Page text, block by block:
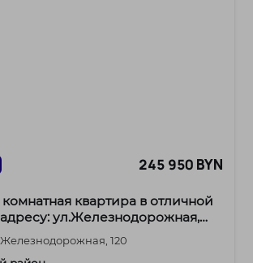
245 950 BYN
квартира в отличной
ул.Железнодорожная,
120